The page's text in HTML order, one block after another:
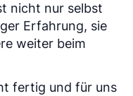
nicht nur selbst
Erfahrung, sie
weiter beim
fertig und für uns